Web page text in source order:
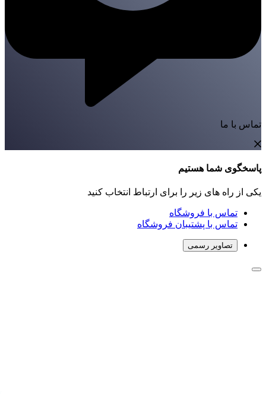
تماس با ما
پاسخگوی شما هستیم
یکی از راه های زیر را برای ارتباط انتخاب کنید
تماس با فروشگاه
تماس با پشتیبان فروشگاه
تصاویر رسمی